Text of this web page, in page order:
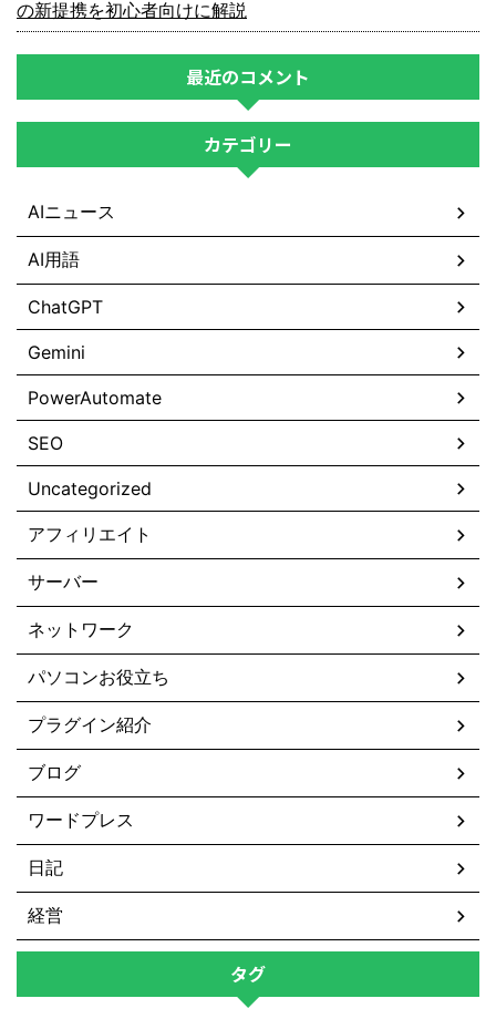
の新提携を初心者向けに解説
最近のコメント
カテゴリー
AIニュース
AI用語
ChatGPT
Gemini
PowerAutomate
SEO
Uncategorized
アフィリエイト
サーバー
ネットワーク
パソコンお役立ち
プラグイン紹介
ブログ
ワードプレス
日記
経営
タグ